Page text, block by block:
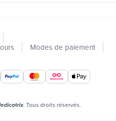
Modes de paiement
. Tous droits réservés.